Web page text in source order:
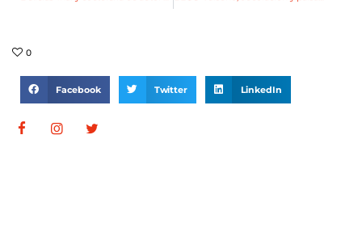
0
Facebook Twitter LinkedIn